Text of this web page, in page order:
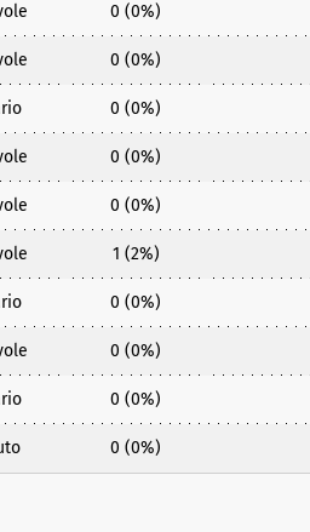
0 (0%)
0 (0%)
0 (0%)
0 (0%)
0 (0%)
1 (2%)
0 (0%)
0 (0%)
0 (0%)
0 (0%)